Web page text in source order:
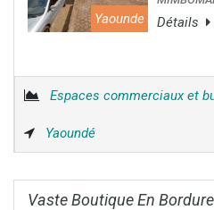
Yaounde Détails
Espaces commerciaux et
Yaoundé
Vaste Boutique En